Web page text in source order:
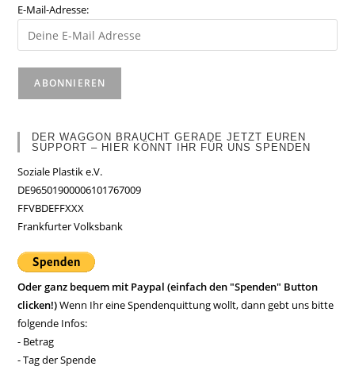
E-Mail-Adresse:
DER WAGGON BRAUCHT GERADE JETZT EUREN
SUPPORT – HIER KÖNNT IHR FÜR UNS SPENDEN
Soziale Plastik e.V.
DE96501900006101767009
FFVBDEFFXXX
Frankfurter Volksbank
Oder ganz bequem mit Paypal (einfach den "Spenden" Button
clicken!)Wenn Ihr eine Spendenquittung wollt, dann gebt uns bitte
folgende Infos:
- Betrag
- Tag der Spende